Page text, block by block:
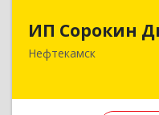
ИП Сорокин
Нефтекамск
452684,